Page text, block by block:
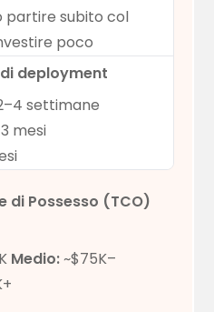
partire subito col
poco
deployment
settimane
mesi
di Possesso (TCO)
Medio:~$75K–